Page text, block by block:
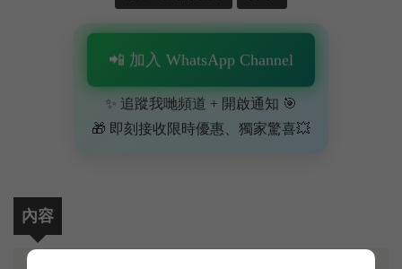
📲 加入 WhatsApp Channel
✨ 追蹤我哋頻道 + 開啟通知 🎯
🎁 即刻接收限時優惠、獨家驚喜💥
內容